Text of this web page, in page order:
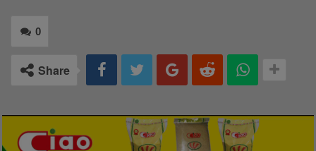
0
Share